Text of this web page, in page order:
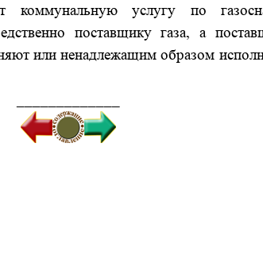
коммунальную услугу по
поставщику газа, а
или ненадлежащим образом